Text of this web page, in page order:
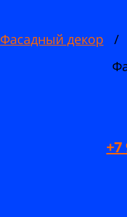
Фасадный декор /
+7